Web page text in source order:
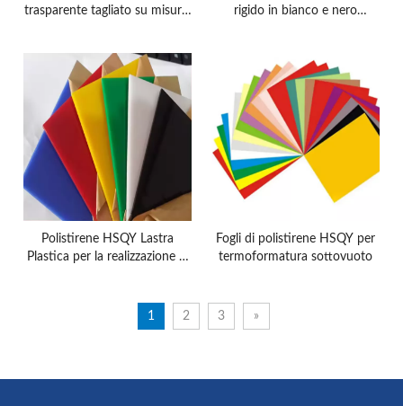
trasparente tagliato su misura,
laser.
rigido in bianco e nero
imballaggi alimentari
Polistirene HSQY Lastra
Plastica per la realizzazione di
Fogli di polistirene HSQY per
termoformatura sottovuoto
1 2 3 »